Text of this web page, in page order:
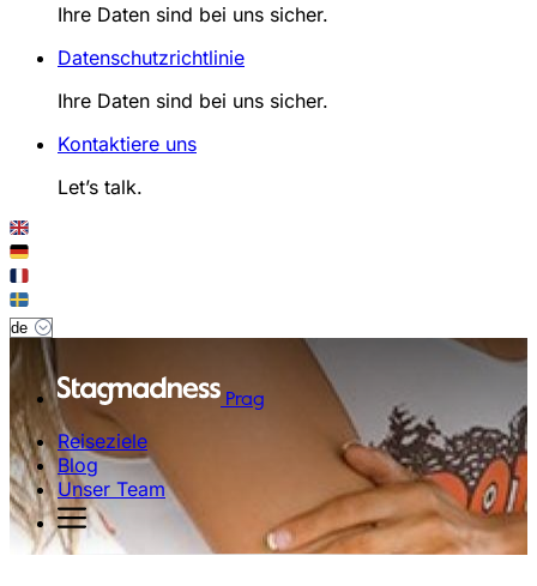
Ihre Daten sind bei uns sicher.
Datenschutzrichtlinie
Ihre Daten sind bei uns sicher.
Kontaktiere uns
Let’s talk.
Prag
Reiseziele
Blog
Unser Team